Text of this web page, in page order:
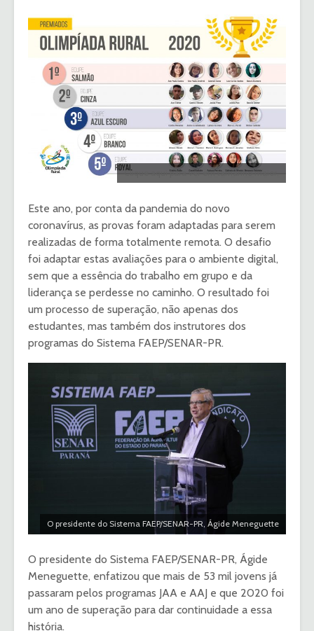
Clique aqui para ver em tamanho maior.
Este ano, por conta da pandemia do novo
coronavírus, as provas foram adaptadas para serem
realizadas de forma totalmente remota. O desafio
foi adaptar estas avaliações para o ambiente digital,
sem que a essência do trabalho em grupo e da
liderança se perdesse no caminho. O resultado foi
um processo de superação, não apenas dos
estudantes, mas também dos instrutores dos
programas do Sistema FAEP/SENAR-PR.
O presidente do Sistema FAEP/SENAR-PR, Ágide Meneguette
O presidente do Sistema FAEP/SENAR-PR, Ágide
Meneguette, enfatizou que mais de 53 mil jovens já
passaram pelos programas JAA e AAJ e que 2020 foi
um ano de superação para dar continuidade a essa
história.